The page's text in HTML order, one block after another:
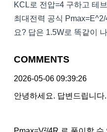
KCL로 전압=4 구하고 테
최대전력 공식
요? 답은 1.5W로 똑같이
COMMENTS
2026-05-06 09:39:26
안녕하세요. 답변드립니다.